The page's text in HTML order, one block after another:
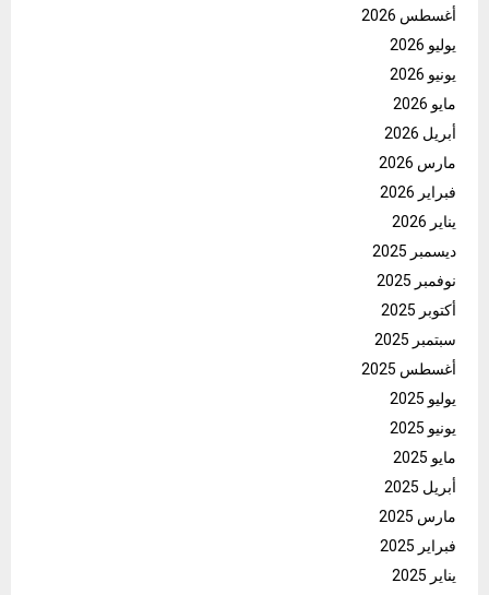
أغسطس 2026
يوليو 2026
يونيو 2026
مايو 2026
أبريل 2026
مارس 2026
فبراير 2026
يناير 2026
ديسمبر 2025
نوفمبر 2025
أكتوبر 2025
سبتمبر 2025
أغسطس 2025
يوليو 2025
يونيو 2025
مايو 2025
أبريل 2025
مارس 2025
فبراير 2025
يناير 2025